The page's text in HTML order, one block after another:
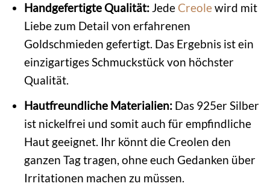
Handgefertigte Qualität:Jede Creolewird mit
Liebe zum Detail von erfahrenen
Goldschmieden gefertigt. Das Ergebnis ist ein
einzigartiges Schmuckstück von höchster
Qualität.
Hautfreundliche Materialien:Das 925er Silber
ist nickelfrei und somit auch für empfindliche
Haut geeignet. Ihr könnt die Creolen den
ganzen Tag tragen, ohne euch Gedanken über
Irritationen machen zu müssen.